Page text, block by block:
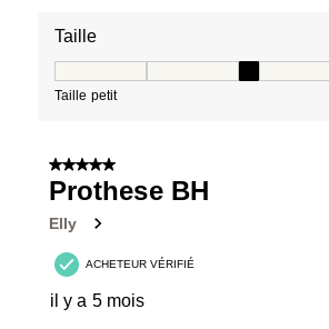
Taille
Taille petit
5 sur 5 étoiles.
Prothese BH
Elly
ACHETEUR VÉRIFIÉ
il y a 5 mois